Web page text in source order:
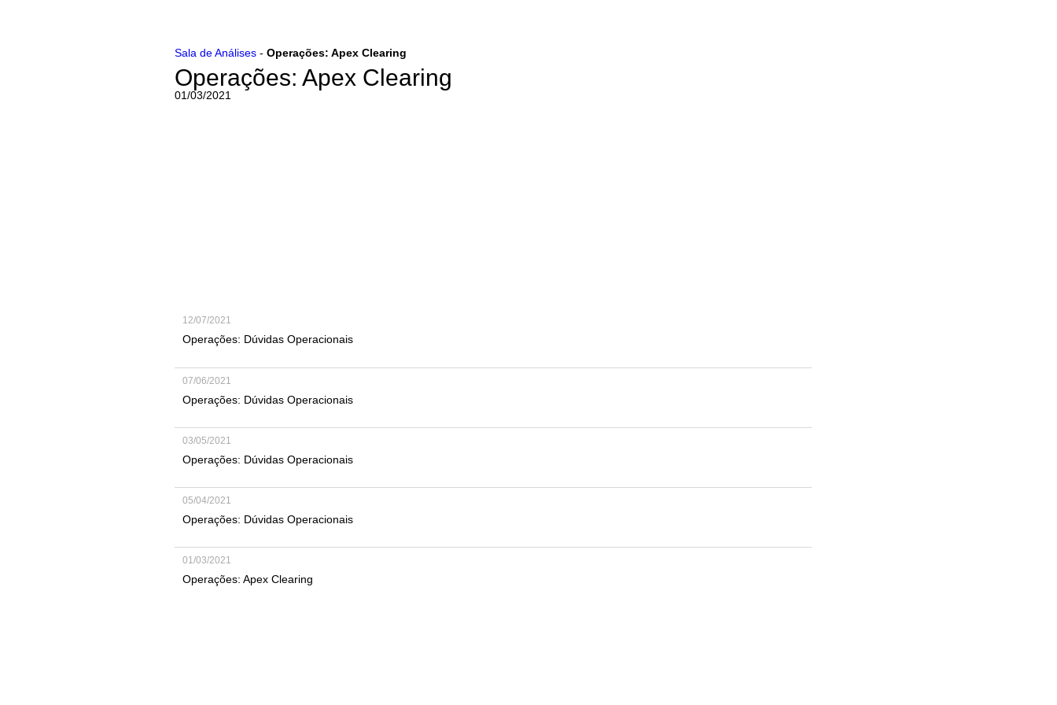
Ir
o
conteúdo
Sala de Análises - Operações: Apex Clearing
Operações: Apex Clearing
01/03/2021
12/07/2021
Operações: Dúvidas Operacionais
07/06/2021
Operações: Dúvidas Operacionais
03/05/2021
Operações: Dúvidas Operacionais
05/04/2021
Operações: Dúvidas Operacionais
01/03/2021
Operações: Apex Clearing